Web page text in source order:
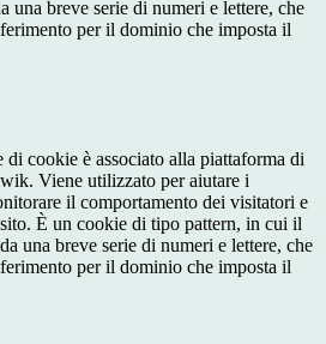
una breve serie di numeri e lettere, che
per il dominio che imposta il
di cookie è associato alla piattaforma di
Viene utilizzato per aiutare i
il comportamento dei visitatori e
È un cookie di tipo pattern, in cui il
una breve serie di numeri e lettere, che
per il dominio che imposta il